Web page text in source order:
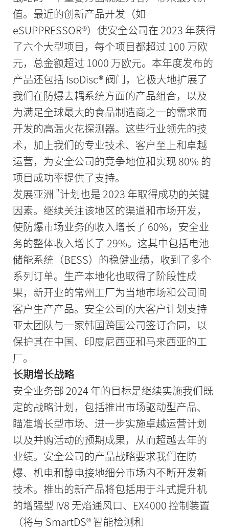
值。最近的创新产品开发（如
eSUPPRESSOR®）使安全公司在 2023 年获得
了六个大型项目，每个项目都超过 100 万欧
元，总金额超过 1000 万欧元。本年度发布的
产品还包括 IsoDisc® 阀门，它极大地扩展了
我们在防爆去耦系统方面的产品组合，以及
为满足全球最大的食品制造商之一的需求而
开发的高温火花探测器。这些行业领先的技
术，加上我们的专业技术、客户至上和卓越
运营，为安全公司的竞争地位和实现 80% 的
项目成功率提供了支持。
发展亚洲 "计划也是 2023 年取得成功的关键
因素。继续关注该地区的渠道和市场开发，
使防爆市场业务的收入增长了 60%，安全业
务的整体收入增长了 29%。这其中包括电池
储能系统（BESS）的稳健业绩，收到了多个
系列订单。生产本地化也取得了阶段性成
果，新开业的常州工厂为当地市场和公司间
客户生产产品。安全公司的大客户计划支持
亚太团队与一家韩国跨国公司签订合同，以
保护其在中国、印度尼西亚和马来西亚的工
厂。
长期增长战略
安全业务部 2024 年的目标是继续实施我们既
定的战略计划，包括推出市场驱动型产品、
瞄准增长型市场、进一步实施卓越运营计划
以及并购活动的预期成果，从而超越去年的
业绩。安全公司的产品战略要求我们在防
爆、机电和静电接地细分市场内不断开发新
技术。推出的新产品将包括用于斗式提升机
的增强型 IV8 无焰通风口、EX4000 控制装置
（将与 SmartDS® 智能检测和